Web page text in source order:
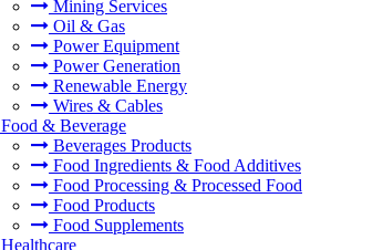
Mining Services
Oil & Gas
Power Equipment
Power Generation
Renewable Energy
Wires & Cables
Food & Beverage
Beverages Products
Food Ingredients & Food Additives
Food Processing & Processed Food
Food Products
Food Supplements
Healthcare